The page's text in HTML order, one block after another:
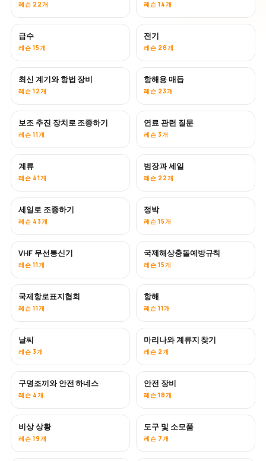
레슨 22개 레슨 14개
급수
레슨 15개
전기
레슨 28개
최신 계기와 항법 장비
레슨 12개
항해용 매듭
레슨 23개
보조 추진 장치로 조종하기
레슨 11개
연료 관련 질문
레슨 3개
계류
레슨 41개
범장과 세일
레슨 22개
세일로 조종하기
레슨 43개
정박
레슨 15개
VHF 무선통신기
레슨 11개
국제해상충돌예방규칙
레슨 15개
국제항로표지협회
레슨 11개
항해
레슨 11개
날씨
레슨 3개
마리나와 계류지 찾기
레슨 2개
구명조끼와 안전 하네스
레슨 4개
안전 장비
레슨 18개
비상 상황
레슨 19개
도구 및 소모품
레슨 7개